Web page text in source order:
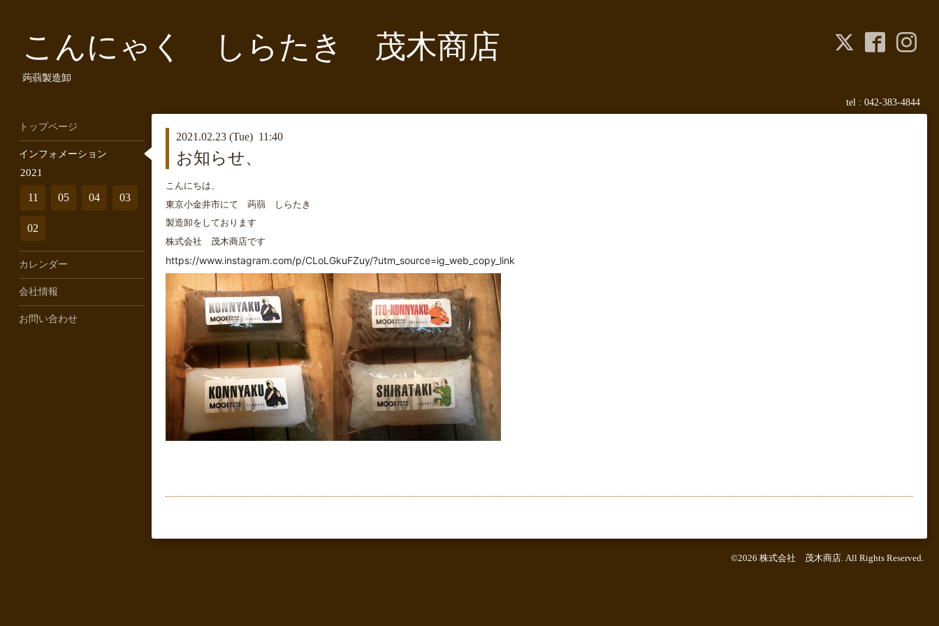
こんにゃく しらたき 茂木商店
蒟蒻製造卸
tel : 042-383-4844
2021.02.23 (Tue) 11:40
お知らせ、
こんにちは、
東京小金井市にて 蒟蒻 しらたき
製造卸をしております
株式会社 茂木商店です
https://www.instagram.com/p/CLoLGkuFZuy/?utm_source=ig_web_copy_link
©2026 株式会社 茂木商店 . All Rights Reserved.
トップページ
インフォメーション
2021
11 05 04 03
02
カレンダー
会社情報
お問い合わせ